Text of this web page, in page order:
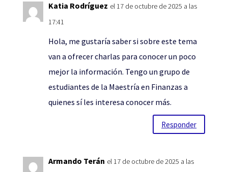
Katia Rodríguez el 17 de octubre de 2025 a las
17:41
Hola, me gustaría saber si sobre este tema
van a ofrecer charlas para conocer un poco
mejor la información. Tengo un grupo de
estudiantes de la Maestría en Finanzas a
quienes sí les interesa conocer más.
Responder
Armando Terán el 17 de octubre de 2025 a las